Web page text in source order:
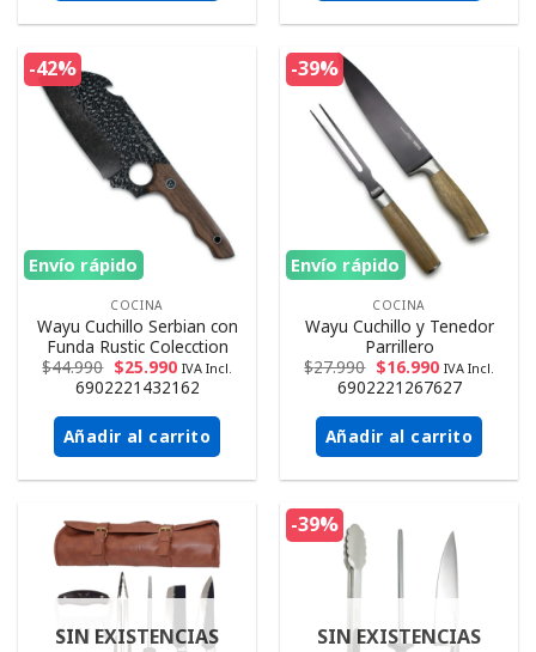
-42%
Envío rápido
COCINA
Wayu Cuchillo Serbian con
Funda Rustic Colecction
$44.990 $25.990 IVA Incl.
6902221432162
Añadir al carrito
-39%
Envío rápido
COCINA
Wayu Cuchillo y Tenedor
Parrillero
$27.990 $16.990 IVA Incl.
6902221267627
Añadir al carrito
SIN EXISTENCIAS
-39%
SIN EXISTENCIAS